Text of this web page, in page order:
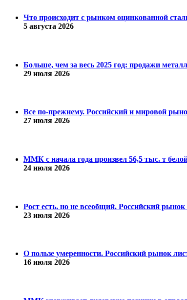
Что происходит с рынком оцинкованной
5 августа 2026
Больше, чем за весь 2025 год: продажи
29 июля 2026
Все по-прежнему. Российский и мировой
27 июля 2026
ММК с начала года произвел 56,5 тыс. т
24 июля 2026
Рост есть, но не всеобщий. Российский
23 июля 2026
О пользе умеренности. Российский рынок
16 июля 2026